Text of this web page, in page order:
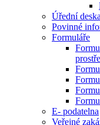
Úřední deska
Povinné
Formuláře
E- podatelna
Veřejné